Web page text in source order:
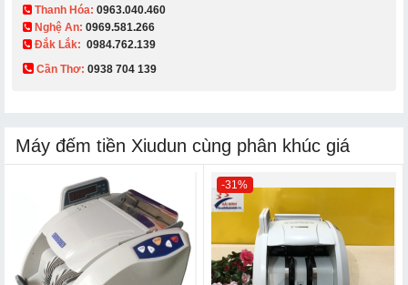
Thanh Hóa: 0963.040.460
Nghệ An: 0969.581.266
Đắk Lắk: 0984.762.139
Cần Thơ: 0938 704 139​
Máy đếm tiền Xiudun cùng phân khúc giá
-31%